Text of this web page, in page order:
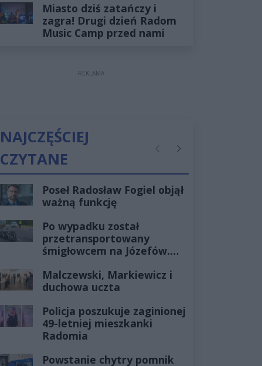
Miasto dziś zatańczy i
zagra! Drugi dzień Radom
Music Camp przed nami
REKLAMA
NAJCZĘŚCIEJ
CZYTANE
PoprzednieNastępne
Poseł Radosław Fogiel objął
ważną funkcję
Po wypadku został
przetransportowany
śmigłowcem na Józefów.
żyłach
Malczewski, Markiewicz i
duchowa uczta
Policja poszukuje zaginionej
49-letniej mieszkanki
Radomia
Powstanie chytry pomnik